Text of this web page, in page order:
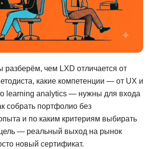
разберём, чем LXD отличается от
какие компетенции — от UX и
learning analytics — нужны для входа
собрать портфолио без
и по каким критериям выбирать
— реальный выход на рынок
новый сертификат.